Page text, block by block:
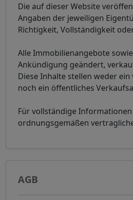
Die auf dieser Website
Angaben der jeweiligen
Richtigkeit, Vollständigkeit
Alle Immobilienangebote
Ankündigung geändert,
Diese Inhalte stellen weder
noch ein öffentliches
Für vollständige
ordnungsgemäßen
AGB